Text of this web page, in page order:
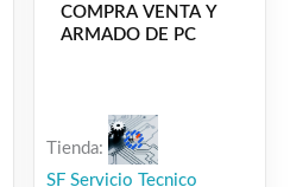
COMPRA VENTA Y
ARMADO DE PC
Tienda:
SF Servicio Tecnico